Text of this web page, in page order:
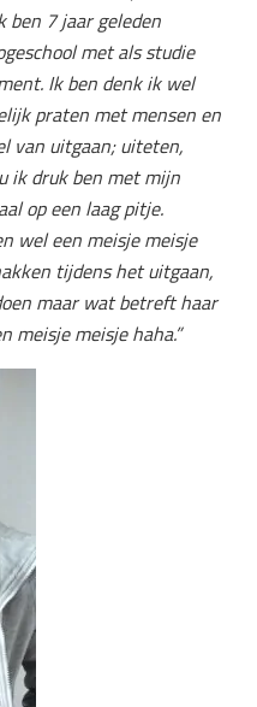
ben 7 jaar geleden
met als studie
Ik ben denk ik wel
praten met mensen en
van uitgaan; uiteten,
ik druk ben met mijn
op een laag pitje.
wel een meisje meisje
tijdens het uitgaan,
maar wat betreft haar
meisje meisje haha.”